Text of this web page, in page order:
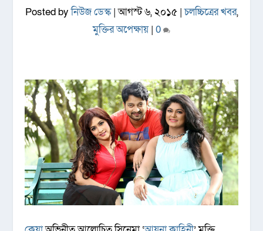
Posted byনিউজ ডেস্ক|আগস্ট ৬, ২০১৫|চলচ্চিত্রের খবর,
মুক্তির অপেক্ষায়| 0